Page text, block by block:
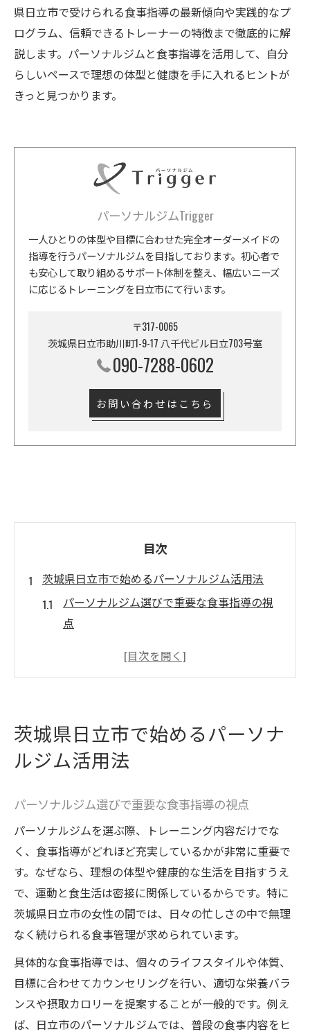
県日立市で受けられる食事指導の最新傾向や実践的なプ
ログラム、信頼できるトレーナーの特徴まで徹底的に解
説します。パーソナルジムと食事指導を活用して、自分
らしいペースで理想の体型と健康を手に入れるヒントが
きっと見つかります。
パーソナルジムTrigger
一人ひとりの体型や目標に合わせた完全オーダーメイドの
指導を行うパーソナルジムを目指しております。初心者で
も安心して取り組めるサポート体制を整え、幅広いニーズ
に応じるトレーニングを日立市にて行います。
〒317-0065
茨城県日立市助川町1-9-17 八千代ビル日立703号室
090-7288-0602
お問い合わせはこちら
目次
茨城県日立市で始めるパーソナルジム活用法
パーソナルジム選びで重要な食事指導の視
点
日立市のパーソナルジムが支持される理由
初心者が安心して通えるパーソナルジムの
特徴
を探る
パーソナルジムで叶える理想の食事指導体験
パーソナルジムの食事指導で健康的な習慣
を作る
専門トレーナーによる食事指導の実践例を
解説
日常に生かせるパーソナルジムの食事管理
法
パーソナルジムで学ぶPFCバランスのポイン
ト
無理なく続くパーソナルジムの食事サポー
茨城県日立市で始めるパーソナ
ルジム活用法
パーソナルジム選びで重要な食事指導の視点
パーソナルジムを選ぶ際、トレーニング内容だけでな
く、食事指導がどれほど充実しているかが非常に重要で
す。なぜなら、理想の体型や健康的な生活を目指すうえ
で、運動と食生活は密接に関係しているからです。特に
茨城県日立市の女性の間では、日々の忙しさの中で無理
なく続けられる食事管理が求められています。
具体的な食事指導では、個々のライフスタイルや体質、
目標に合わせてカウンセリングを行い、適切な栄養バラ
ンスや摂取カロリーを提案することが一般的です。例え
ば、日立市のパーソナルジムでは、普段の食事内容をヒ